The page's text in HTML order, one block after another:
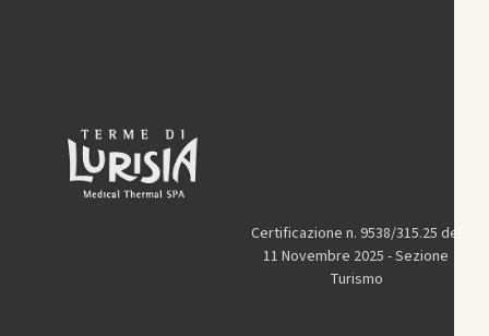
Certificazione n. 9538/315.25 del
11 Novembre 2025 - Sezione
Turismo